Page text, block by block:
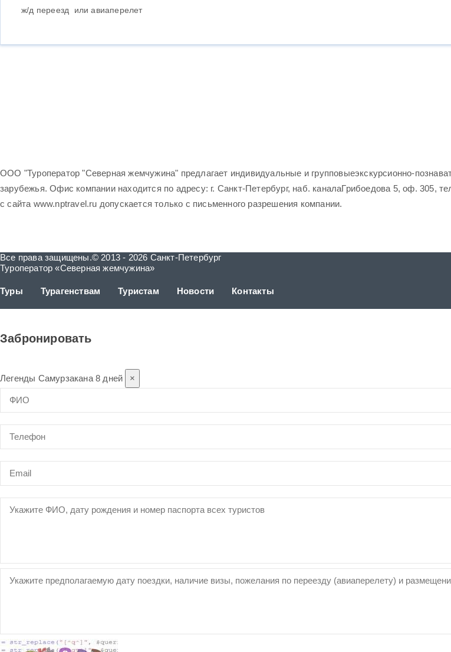
ж/д переезд или авиаперелет
ООО "Туроператор "Северная жемчужина" предлагает индивидуальные и групповыеэкскурсионно-
зарубежья. Офис компании находится по адресу: г. Санкт-Петербург, наб. каналаГрибоедова 5, оф. 305,
с сайта www.nptravel.ru допускается только с письменного разрешения компании.
Все права защищены.© 2013 - 2026 Санкт-Петербург
Туроператор «Северная жемчужина»
Туры Турагенствам Туристам Новости Контакты
Забронировать
Легенды Самурзакана 8 дней ×